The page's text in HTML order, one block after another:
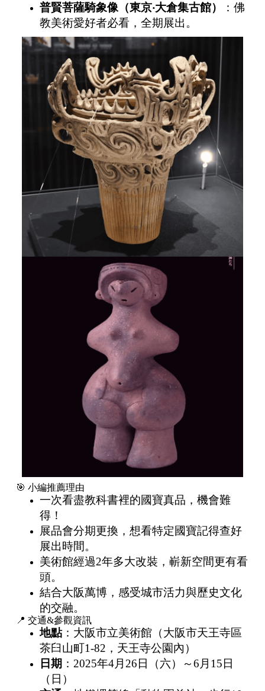
普賢菩薩騎象像（東京‧大倉集古館）
：佛
教美術愛好者必看，全期展出。
🎯 小編推薦理由
一次看盡教科書裡的國寶真品，機會難
得！
展品會分期更換，想看特定國寶記得查好
展出時間。
美術館經過2年多大改裝，嶄新空間更有看
頭。
結合大阪萬博，感受城市活力與歷史文化
的交融。
📍 交通&參觀資訊
地點：大阪市立美術館（大阪市天王寺區
茶臼山町1-82，天王寺公園內）
日期 ：2025年4月26日（六）～6月15日
（日）